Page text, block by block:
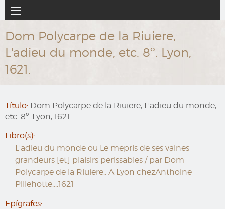
al
contenido
principal
Navegación
principal
Dom Polycarpe de la Riuiere,
L'adieu du monde, etc. 8º. Lyon,
1621.
Título: Dom Polycarpe de la Riuiere, L'adieu du monde,
etc. 8º. Lyon, 1621.
Libro(s):
L'adieu du monde ou Le mepris de ses vaines
grandeurs [et] plaisirs perissables / par Dom
Polycarpe de la Riuiere.. A Lyon chezAnthoine
Pillehotte...,1621
Epígrafes: